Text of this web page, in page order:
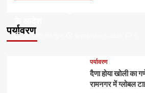
पर्यावरण
के आदेश
टीम राष्ट्र संत न्यूज
पर्यावरण
दैणा होया खोली का
रामनगर में ग्लोबल